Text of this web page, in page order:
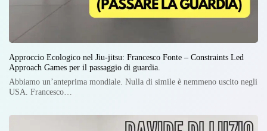
Approccio Ecologico nel Jiu-jitsu: Francesco Fonte – Constraints Led
Approach Games per il passaggio di guardia.
Abbiamo un’anteprima mondiale. Nulla di simile è nemmeno uscito negli
USA. Francesco…